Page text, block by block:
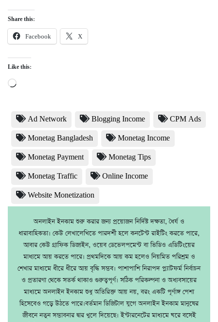
Share this:
Facebook X
Like this:
Loading…
Ad Network Blogging Income CPM Ads
Monetag Bangladesh Monetag Income
Monetag Payment Monetag Tips
Monetag Traffic Online Income
Website Monetization
অনলাইন ইনকাম শুরু করার জন্য প্রয়োজন নির্দিষ্ট দক্ষতা, ধৈর্য ও
ধারাবাহিকতা। কেউ লেখালেখিতে পারদর্শী হলে কনটেন্ট রাইটিং করতে পারে,
আবার কেউ গ্রাফিক ডিজাইন, ওয়েব ডেভেলপমেন্ট বা ভিডিও এডিটিংয়ের
মাধ্যমে আয় করতে পারে। প্রথমদিকে আয় কম হলেও নিয়মিত পরিশ্রম ও
শেখার মাধ্যমে ধীরে ধীরে আয় বৃদ্ধি সম্ভব। পাশাপাশি নিরাপদ প্ল্যাটফর্ম নির্বাচন
ও প্রতারণা থেকে সতর্ক থাকাও গুরুত্বপূর্ণ। সঠিক পরিকল্পনা ও অধ্যবসায়ের
মাধ্যমে অনলাইন ইনকাম শুধু অতিরিক্ত আয় নয়, বরং একটি পূর্ণাঙ্গ পেশা
হিসেবেও গড়ে উঠতে পারে।বর্তমান ডিজিটাল যুগে অনলাইন ইনকাম মানুষের
জীবনে নতুন সম্ভাবনার দ্বার খুলে দিয়েছে। ইন্টারনেটের মাধ্যমে ঘরে বসেই